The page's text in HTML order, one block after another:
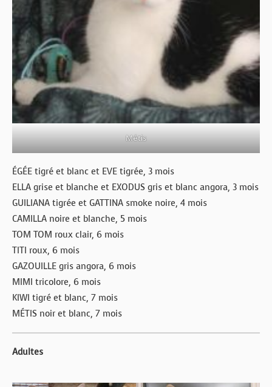
Métis
ÉGÉE tigré et blanc et EVE tigrée, 3 mois
ELLA grise et blanche et EXODUS gris et blanc angora, 3 mois
GUILIANA tigrée et GATTINA smoke noire, 4 mois
CAMILLA noire et blanche, 5 mois
TOM TOM roux clair, 6 mois
TITI roux, 6 mois
GAZOUILLE gris angora, 6 mois
MIMI tricolore, 6 mois
KIWI tigré et blanc, 7 mois
MÉTIS noir et blanc, 7 mois
Adultes